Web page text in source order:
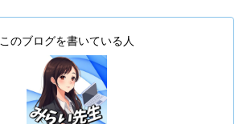
このブログを書いている人